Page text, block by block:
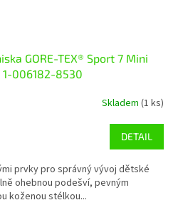
GORE-TEX® Sport 7 Mini
006182-8530
Skladem (1 ks)
DETAIL
prvky pro správný vývoj dětské
ohebnou podešví, pevným
koženou stélkou...